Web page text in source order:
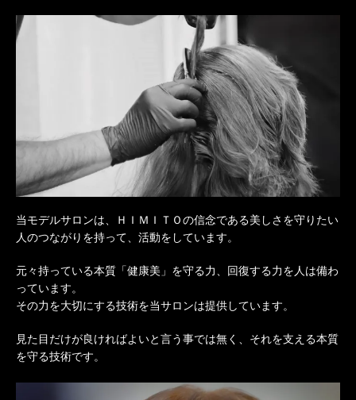
当モデルサロンは、ＨＩＭＩＴＯの信念である美しさを守りたい
人のつながりを持って、活動をしています。
元々持っている本質「健康美」を守る力、回復する力を人は備わ
っています。
その力を大切にする技術を当サロンは提供しています。
見た目だけが良ければよいと言う事では無く、それを支える本質
を守る技術です。